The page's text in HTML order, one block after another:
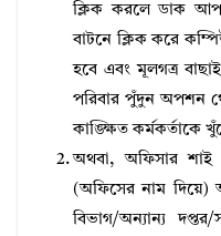
ক্লিক করলে ডাক
বাটনে ক্লিক করে
হবে এবং মূলগত্র
পরিবার পুঁদুন অপশন
কাঙ্ক্ষিত কর্মকর্তাকে
অথবা, অফিসার
(অফিসের নাম দিয়ে)
বিভাগ/অন্যান্য